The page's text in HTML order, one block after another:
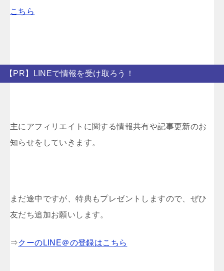
こちら
【PR】LINEで情報を受け取ろう！
主にアフィリエイトに関する情報共有や記事更新のお
知らせをしていきます。
まだ途中ですが、特典もプレゼントしますので、ぜひ
友だち追加お願いします。
⇒クーのLINE＠の登録はこちら